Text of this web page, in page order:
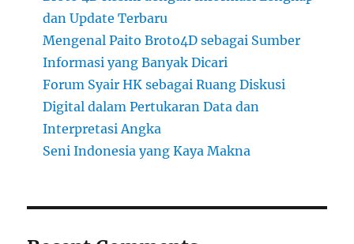
dan Update Terbaru
Mengenal Paito Broto4D sebagai Sumber
Informasi yang Banyak Dicari
Forum Syair HK sebagai Ruang Diskusi
Digital dalam Pertukaran Data dan
Interpretasi Angka
Seni Indonesia yang Kaya Makna